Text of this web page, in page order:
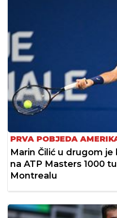
PRVA POBJEDA
Marin Čilić u drugom
na ATP Masters 1000
Montrealu